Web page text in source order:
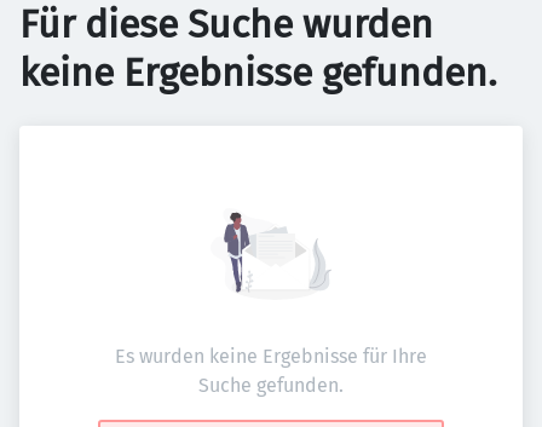
Für diese Suche wurden
keine Ergebnisse gefunden.
Es wurden keine Ergebnisse für Ihre
Suche gefunden.